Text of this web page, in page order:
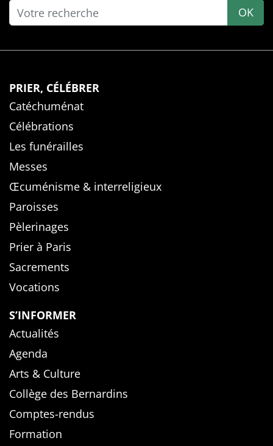
OK
PRIER, CÉLÉBRER
Catéchuménat
Célébrations
Les funérailles
Messes
Œcuménisme & interreligieux
Paroisses
Pèlerinages
Prier à Paris
Sacrements
Vocations
S’INFORMER
Actualités
Agenda
Arts & Culture
Collège des Bernardins
Comptes-rendus
Formation